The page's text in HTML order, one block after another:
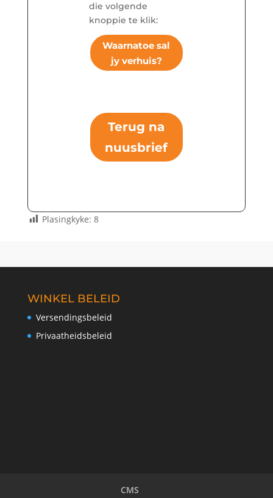
die volgende
knoppie te klik:
Waarnatoe sal
jy verhuis?
Terug na
nuusbrief
Plasingkyke: 8
WINKEL BELEID
Versendingsbeleid
Privaatheidsbeleid
CMS